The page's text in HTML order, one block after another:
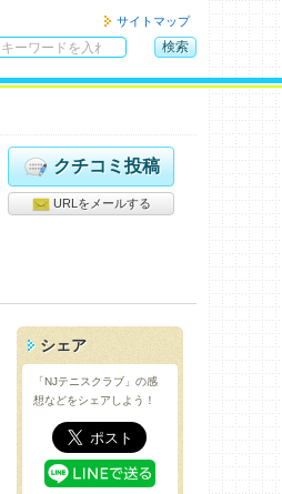
サイトマップ
検索
クチコミ投稿
URLをメールする
シェア
「NJテニスクラブ」の感
想などをシェアしよう！